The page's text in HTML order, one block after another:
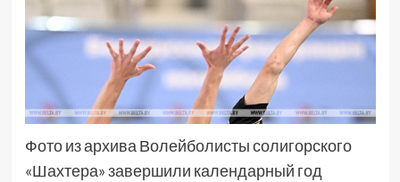
Фото из архива Волейболисты солигорского
«Шахтера» завершили календарный год